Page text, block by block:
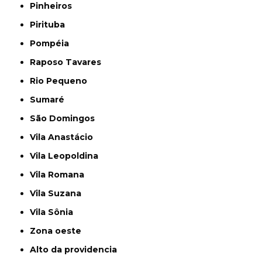
Pinheiros
Pirituba
Pompéia
Raposo Tavares
Rio Pequeno
Sumaré
São Domingos
Vila Anastácio
Vila Leopoldina
Vila Romana
Vila Suzana
Vila Sônia
Zona oeste
alto da providencia